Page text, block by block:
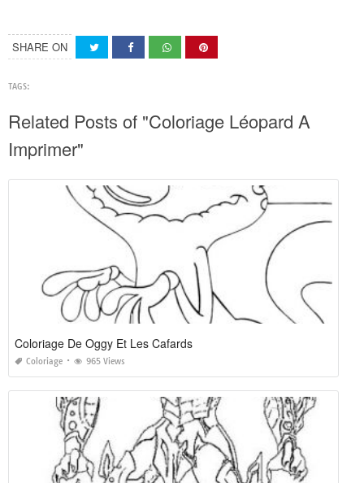
SHARE ON
TAGS:
Related Posts of "Coloriage Léopard A
Imprimer"
Coloriage De Oggy Et Les Cafards
Coloriage 965 Views